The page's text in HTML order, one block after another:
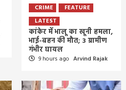
CRIME
FEATURE
LATEST
कांकेर में भालू का खूनी हमला,
भाई-बहन की मौत; 3 ग्रामीण
गंभीर घायल
9 hours ago Arvind Rajak